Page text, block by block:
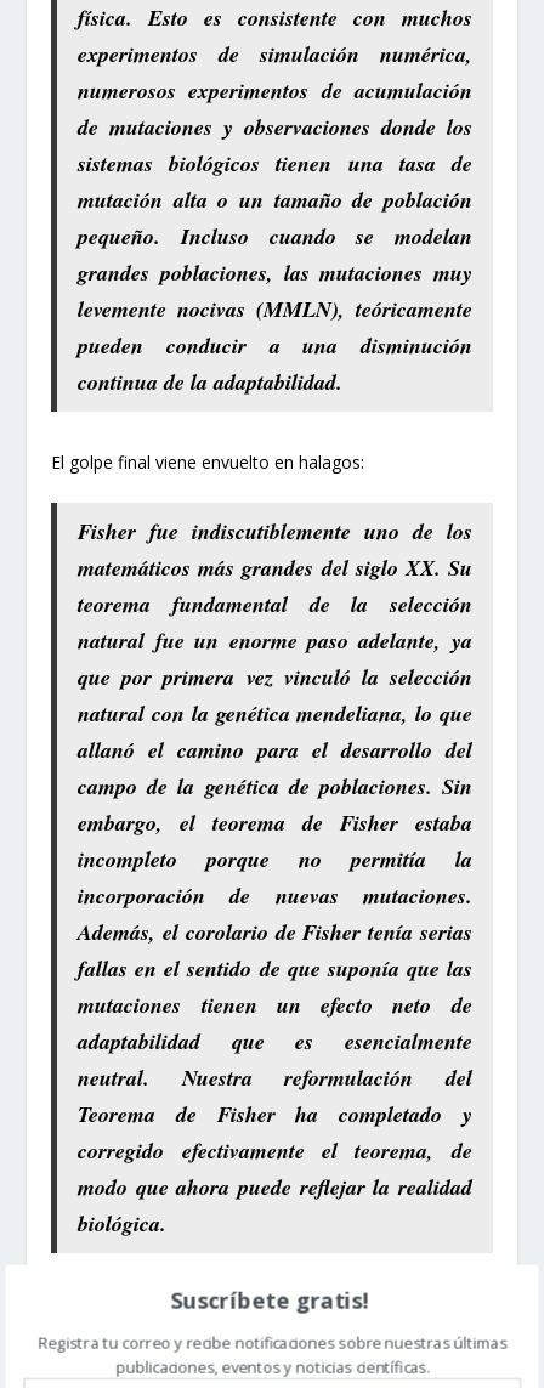
física. Esto es consistente con muchos
experimentos de simulación numérica,
numerosos experimentos de acumulación
de mutaciones y observaciones donde los
sistemas biológicos tienen una tasa de
mutación alta o un tamaño de población
pequeño. Incluso cuando se modelan
grandes poblaciones, las mutaciones muy
levemente nocivas (MMLN), teóricamente
pueden conducir a una disminución
continua de la adaptabilidad.
El golpe final viene envuelto en halagos:
Fisher fue indiscutiblemente uno de los
matemáticos más grandes del siglo XX. Su
teorema fundamental de la selección
natural fue un enorme paso adelante, ya
que por primera vez vinculó la selección
natural con la genética mendeliana, lo que
allanó el camino para el desarrollo del
campo de la genética de poblaciones. Sin
embargo, el teorema de Fisher estaba
incompleto porque no permitía la
incorporación de nuevas mutaciones.
Además, el corolario de Fisher tenía serias
fallas en el sentido de que suponía que las
mutaciones tienen un efecto neto de
adaptabilidad que es esencialmente
neutral. Nuestra reformulación del
Teorema de Fisher ha completado y
corregido efectivamente el teorema, de
modo que ahora puede reflejar la realidad
biológica.
Lo que quieren decir se afirma más claramente antes
Suscríbete gratis!
Registra tu correo y recibe notificaciones sobre nuestras últimas
publicaciones, eventos y noticias científicas.